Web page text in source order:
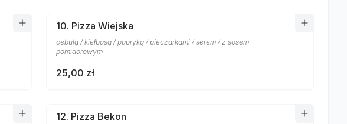
10. Pizza Wiejska
cebulą / kiełbasą / papryką / pieczarkami / serem / z sosem
pomidorowym
25,00 zł
12. Pizza Bekon